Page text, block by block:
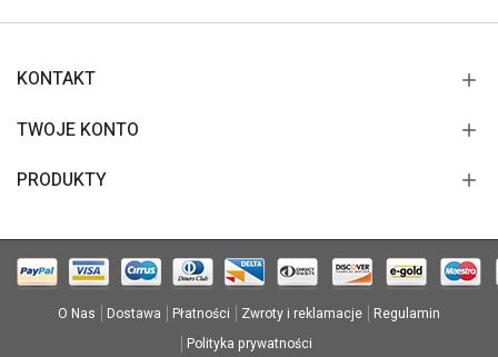
KONTAKT
TWOJE KONTO
PRODUKTY
O Nas Dostawa Płatności Zwroty i reklamacje
Regulamin
Polityka prywatności